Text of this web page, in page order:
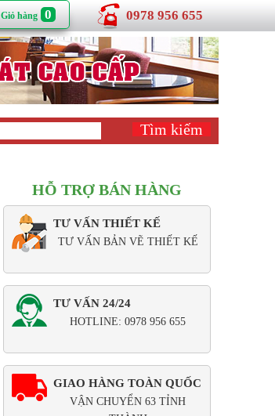
Giỏ hàng 0 0978 956 655
HỖ TRỢ BÁN HÀNG
TƯ VẤN THIẾT KẾ
TƯ VẤN BẢN VẼ THIẾT KẾ
TƯ VẤN 24/24
HOTLINE: 0978 956 655
GIAO HÀNG TOÀN QUỐC
VẬN CHUYỂN 63 TỈNH